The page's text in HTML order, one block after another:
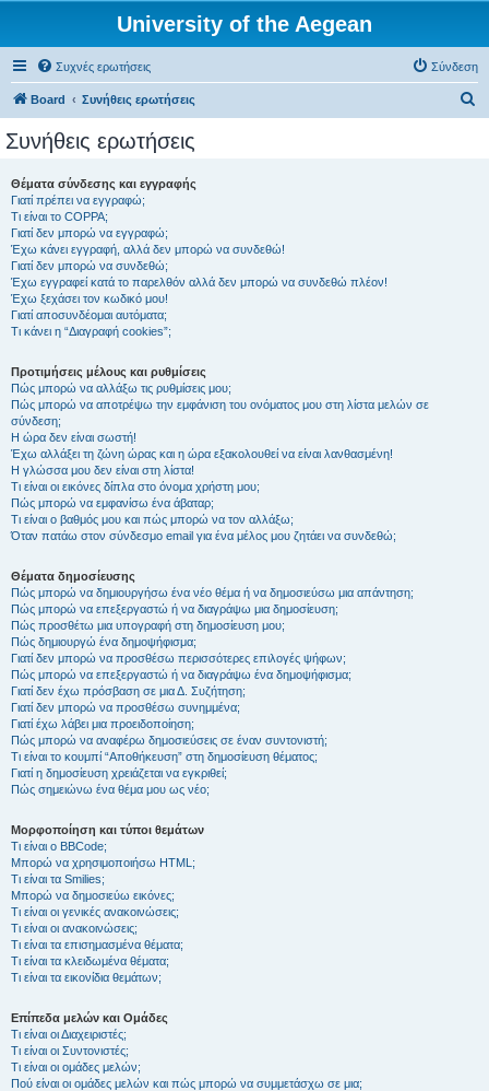
University of the Aegean
Συχνές ερωτήσεις Σύνδεση
Board Συνήθεις ερωτήσεις
Συνήθεις ερωτήσεις
Θέματα σύνδεσης και εγγραφής
Γιατί πρέπει να εγγραφώ;
Τι είναι το COPPA;
Γιατί δεν μπορώ να εγγραφώ;
Έχω κάνει εγγραφή, αλλά δεν μπορώ να συνδεθώ!
Γιατί δεν μπορώ να συνδεθώ;
Έχω εγγραφεί κατά το παρελθόν αλλά δεν μπορώ να συνδεθώ πλέον!
Έχω ξεχάσει τον κωδικό μου!
Γιατί αποσυνδέομαι αυτόματα;
Τι κάνει η “Διαγραφή cookies”;
Προτιμήσεις μέλους και ρυθμίσεις
Πώς μπορώ να αλλάξω τις ρυθμίσεις μου;
Πώς μπορώ να αποτρέψω την εμφάνιση του ονόματος μου στη λίστα μελών σε
σύνδεση;
Η ώρα δεν είναι σωστή!
Έχω αλλάξει τη ζώνη ώρας και η ώρα εξακολουθεί να είναι λανθασμένη!
Η γλώσσα μου δεν είναι στη λίστα!
Τι είναι οι εικόνες δίπλα στο όνομα χρήστη μου;
Πώς μπορώ να εμφανίσω ένα άβαταρ;
Τι είναι ο βαθμός μου και πώς μπορώ να τον αλλάξω;
Όταν πατάω στον σύνδεσμο email για ένα μέλος μου ζητάει να συνδεθώ;
Θέματα δημοσίευσης
Πώς μπορώ να δημιουργήσω ένα νέο θέμα ή να δημοσιεύσω μια απάντηση;
Πώς μπορώ να επεξεργαστώ ή να διαγράψω μια δημοσίευση;
Πώς προσθέτω μια υπογραφή στη δημοσίευση μου;
Πώς δημιουργώ ένα δημοψήφισμα;
Γιατί δεν μπορώ να προσθέσω περισσότερες επιλογές ψήφων;
Πώς μπορώ να επεξεργαστώ ή να διαγράψω ένα δημοψήφισμα;
Γιατί δεν έχω πρόσβαση σε μια Δ. Συζήτηση;
Γιατί δεν μπορώ να προσθέσω συνημμένα;
Γιατί έχω λάβει μια προειδοποίηση;
Πώς μπορώ να αναφέρω δημοσιεύσεις σε έναν συντονιστή;
Τι είναι το κουμπί “Αποθήκευση” στη δημοσίευση θέματος;
Γιατί η δημοσίευση χρειάζεται να εγκριθεί;
Πώς σημειώνω ένα θέμα μου ως νέο;
Μορφοποίηση και τύποι θεμάτων
Τι είναι ο BBCode;
Μπορώ να χρησιμοποιήσω HTML;
Τι είναι τα Smilies;
Μπορώ να δημοσιεύω εικόνες;
Τι είναι οι γενικές ανακοινώσεις;
Τι είναι οι ανακοινώσεις;
Τι είναι τα επισημασμένα θέματα;
Τι είναι τα κλειδωμένα θέματα;
Τι είναι τα εικονίδια θεμάτων;
Επίπεδα μελών και Ομάδες
Τι είναι οι Διαχειριστές;
Τι είναι οι Συντονιστές;
Τι είναι οι ομάδες μελών;
Πού είναι οι ομάδες μελών και πώς μπορώ να συμμετάσχω σε μια;